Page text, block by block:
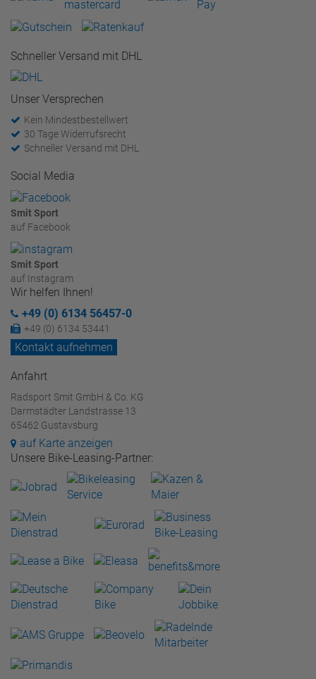
Schneller Versand mit DHL
Unser Versprechen
Kein Mindestbestellwert
30 Tage Widerrufsrecht
Schneller Versand mit DHL
Social Media
Smit Sport
auf Facebook
Smit Sport
auf Instagram
Wir helfen Ihnen!
+49 (0) 6134 56457-0
+49 (0) 6134 53441
Kontakt aufnehmen
Anfahrt
Radsport Smit GmbH & Co. KG
Darmstädter Landstrasse 13
65462 Gustavsburg
auf Karte anzeigen
Unsere Bike-Leasing-Partner: